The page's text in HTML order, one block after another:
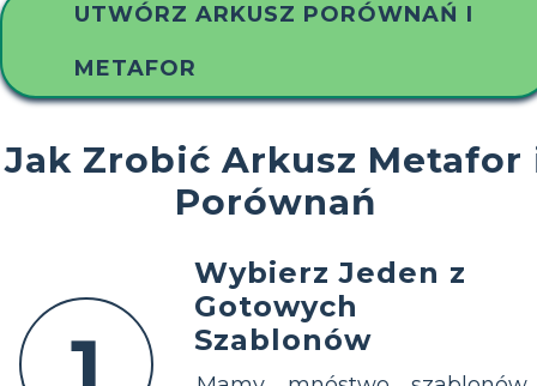
UTWÓRZ ARKUSZ PORÓWNAŃ I
METAFOR
Jak Zrobić Arkusz Metafor
Porównań
Wybierz Jeden z
Gotowych
Szablonów